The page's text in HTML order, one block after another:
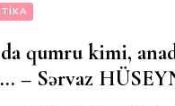
qumru kimi,
– Sərvaz